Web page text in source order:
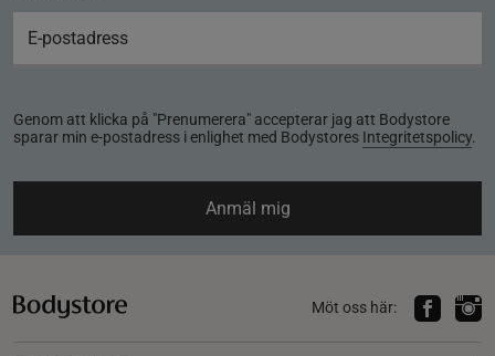
Genom att klicka på "Prenumerera" accepterar jag att Bodystore
sparar min e-postadress i enlighet med Bodystores Integritetspolicy.
Anmäl mig
Möt oss här: